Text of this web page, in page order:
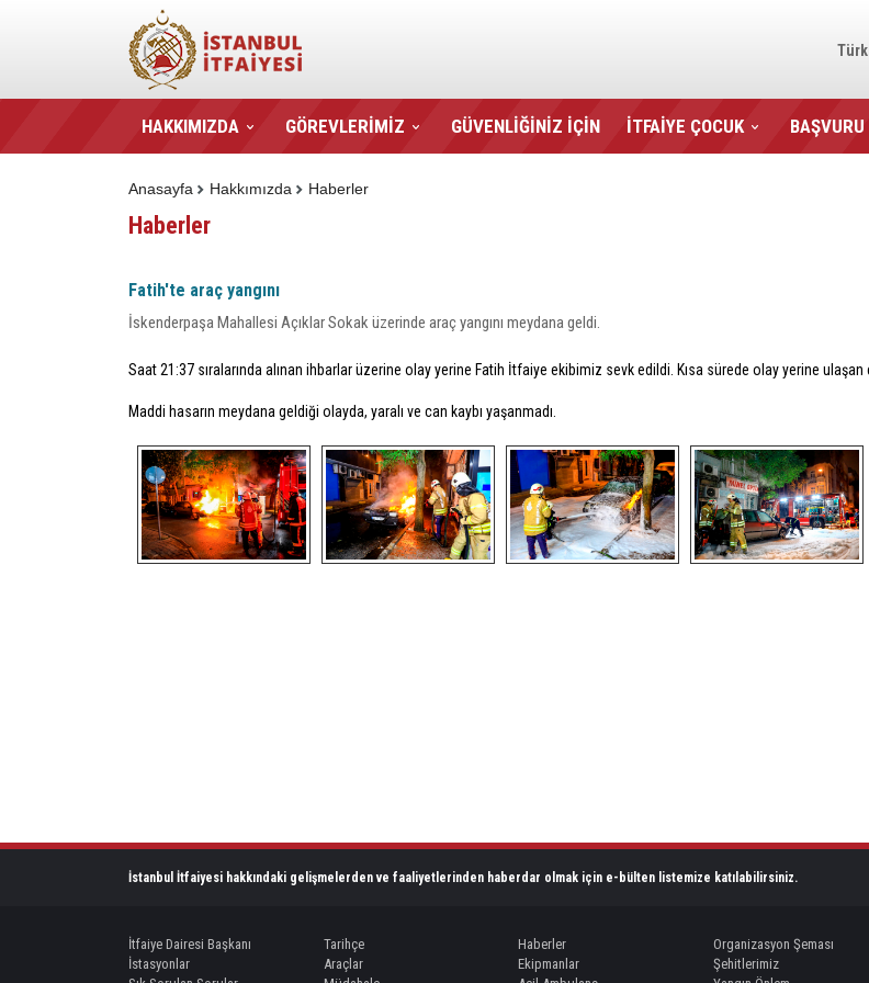
HAKKIMIZDA GÖREVLERİMİZ GÜVENLİĞİNİZ İÇİN İTFAİYE ÇOCUK
Haberler
Hakkımızda
Anasayfa
Haberler
Fatih'te araç yangını
İskenderpaşa Mahallesi Açıklar Sokak üzerinde araç yangını meydana geldi.
Saat 21:37 sıralarında alınan ihbarlar üzerine olay yerine Fatih İtfaiye ekibimiz sevk edildi. Kısa sürede olay yerine
Maddi hasarın meydana geldiği olayda, yaralı ve can kaybı yaşanmadı.
İstanbul İtfaiyesi hakkındaki gelişmelerden ve faaliyetlerinden haberdar olmak için e-bülten listemize katılabilirsiniz.
İtfaiye Dairesi Başkanı Tarihçe Haberler Organizasyon Şeması
İstasyonlar
Araçlar Ekipmanlar Şehitlerimiz